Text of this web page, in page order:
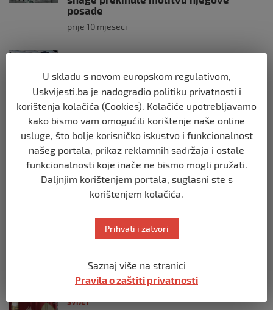
posade
prije 10 mjeseci
Brod “Mikeno” probio izraelsku blokadu
i uplovio u Gazu – kapetan iz Sarajeva
vijori zastavu BiH
prije 10 mjeseci
SVIJET
Opsadno stanje u Münchenu, odjeknulo
nekoliko eksplozija: Ima žrtava,
policijske snage na terenu
prije 10 mjeseci
Putin: Spremni smo vojno uzvratiti
prije 11 mjeseci
SVIJET
U skladu s novom europskom regulativom,
Uskvijesti.ba je nadogradio politiku privatnosti i
korištenja kolačića (Cookies). Kolačiće upotrebljavamo
kako bismo vam omogućili korištenje naše online
usluge, što bolje korisničko iskustvo i funkcionalnost
našeg portala, prikaz reklamnih sadržaja i ostale
funkcionalnosti koje inače ne bismo mogli pružati.
Daljnjim korištenjem portala, suglasni ste s
korištenjem kolačića.
Prihvati i zatvori
Saznaj više na stranici
Pravila o zaštiti privatnosti